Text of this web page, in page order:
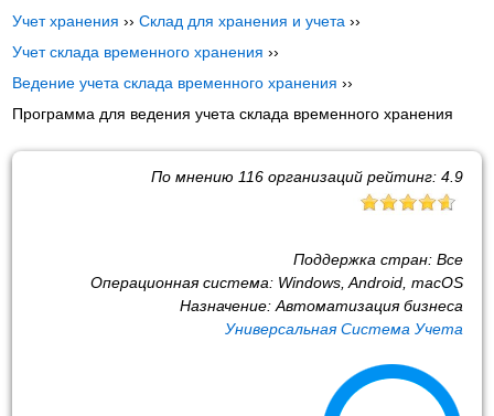
Учет хранения ››Склад для хранения и учета ››
Учет склада временного хранения ››
Ведение учета склада временного хранения ››
Программа для ведения учета склада временного хранения
По мнению 116организаций рейтинг: 4.9
Поддержка стран: Все
Операционная система: Windows, Android, macOS
Назначение: Автоматизация бизнеса
Универсальная Система Учета